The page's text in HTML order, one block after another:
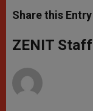
t
s
p
p
s
e
g
e
e
b
o
k
Share this Entry
ZENIT Staff